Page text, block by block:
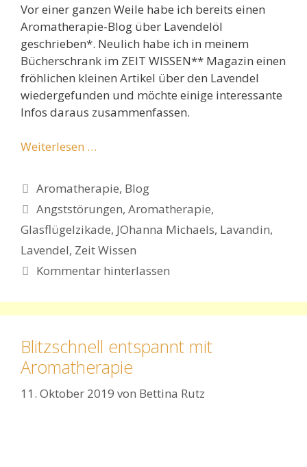
Vor einer ganzen Weile habe ich bereits einen
Aromatherapie-Blog über Lavendelöl
geschrieben*. Neulich habe ich in meinem
Bücherschrank im ZEIT WISSEN** Magazin einen
fröhlichen kleinen Artikel über den Lavendel
wiedergefunden und möchte einige interessante
Infos daraus zusammenfassen.
Weiterlesen …
Kategorien
Aromatherapie, Blog
Schlagwörter
Angststörungen,Aromatherapie,
Glasflügelzikade, JOhanna Michaels, Lavandin,
Lavendel, Zeit Wissen
Kommentar hinterlassen
Blitzschnell entspannt mit
Aromatherapie
11. Oktober 2019 von Bettina Rutz